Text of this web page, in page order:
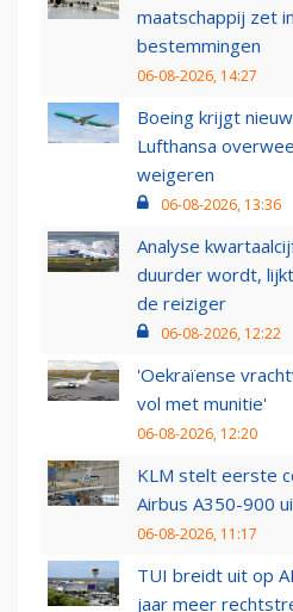
maatschappij zet
bestemmingen
06-08-2026, 14:27
Boeing krijgt
Lufthansa
weigeren
06-08-2026, 13:36
Analyse
duurder wordt,
de reiziger
06-08-2026, 12:22
'Oekraïense
vol met munitie'
06-08-2026, 12:20
KLM stelt eerste
Airbus A350-900
06-08-2026, 11:17
TUI breidt uit op
jaar meer